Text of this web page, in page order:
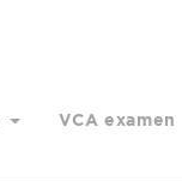
VCA examen